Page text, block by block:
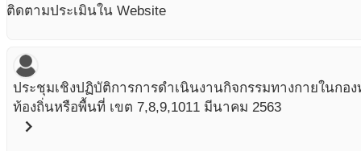
ติดตามประเมินใน Website
ประชุมเชิงปฏิบัติการการดำเนินงานกิจกรรมทางกายในก
ท้องถิ่นหรือพื้นที่ เขต 7,8,9,1011 มีนาคม 2563
chevron_right